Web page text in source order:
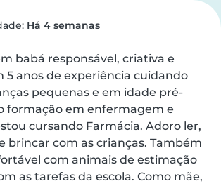
Há 4 semanas
babá responsável, criativa e
5 anos de experiência cuidando
pequenas e em idade pré-
formação em enfermagem e
cursando Farmácia. Adoro ler,
brincar com as crianças. Também
com animais de estimação
as tarefas da escola. Como mãe,